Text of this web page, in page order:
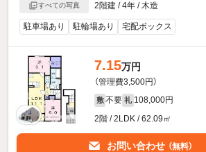
すべての写真
2階建 / 4年 / 木造
駐車場あり 駐輪場あり 宅配ボックス
7.15万円
（管理費3,500円）
敷 不要 礼 108,000円
2階 / 2LDK / 62.09㎡
お問い合わせ （無料）